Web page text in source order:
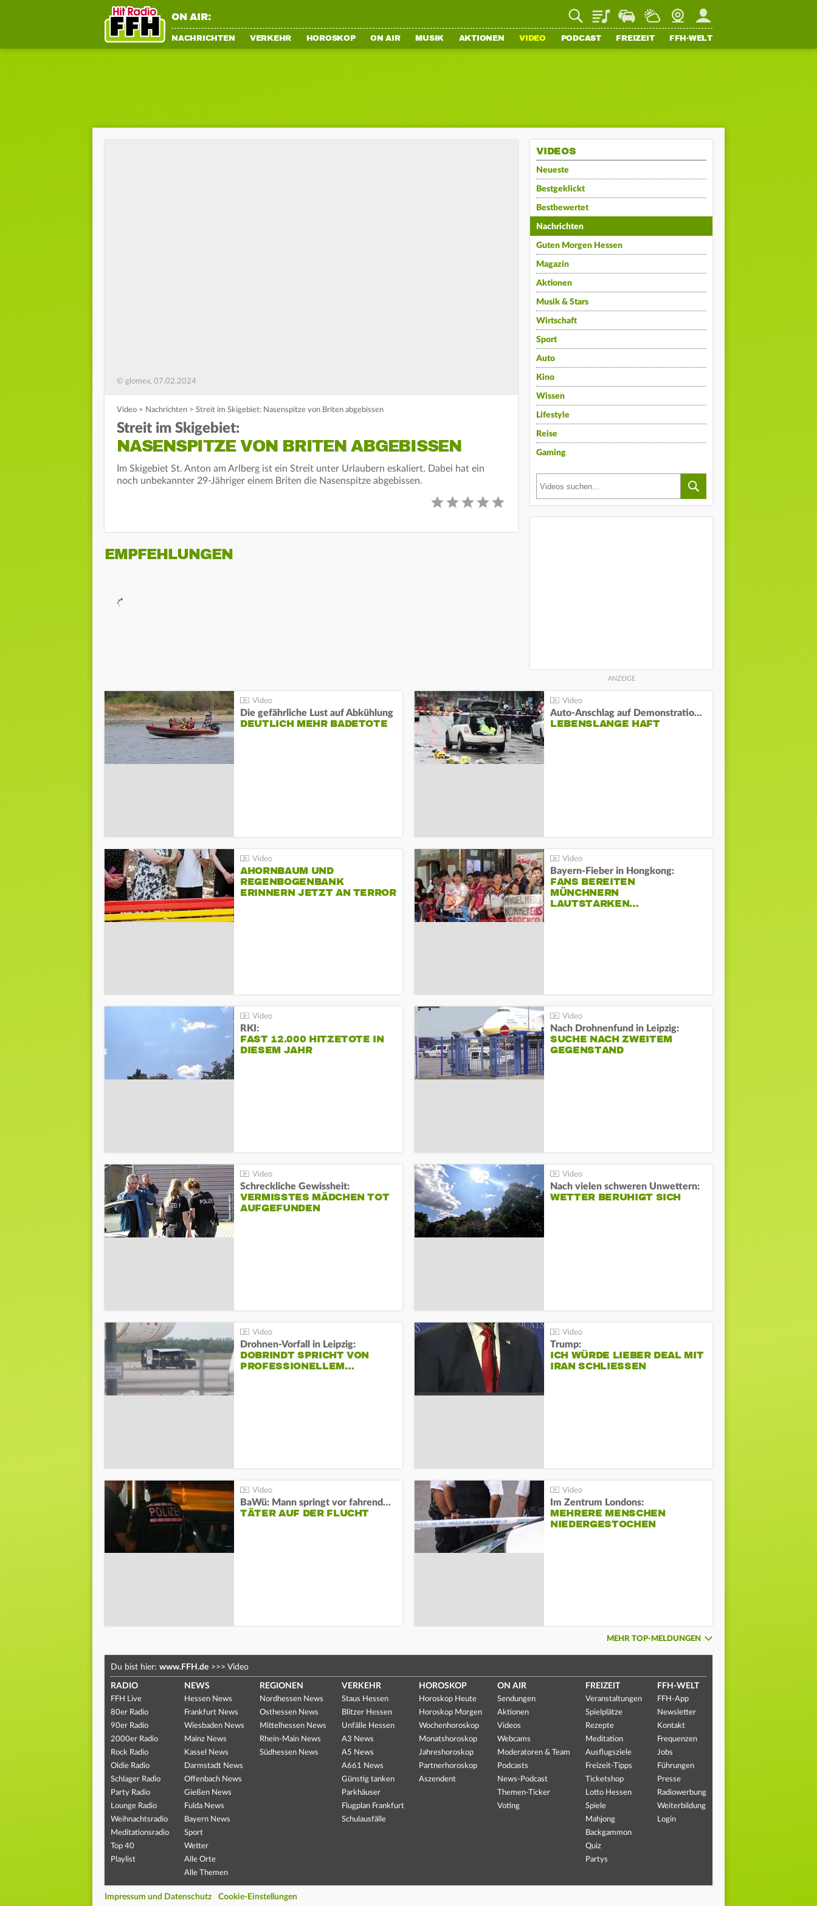
ON AIR: PlaylistStaupilotWetterWebcamMein FFH
NACHRICHTEN VERKEHR HOROSKOP ON AIR MUSIK AKTIONEN VIDEO PODCAST FREIZEIT FFH-WELT
© glomex, 07.02.2024
Video > Nachrichten > Streit im Skigebiet: Nasenspitze von Briten abgebissen
Streit im Skigebiet:
NASENSPITZE VON BRITEN ABGEBISSEN
Im Skigebiet St. Anton am Arlberg ist ein Streit unter Urlaubern eskaliert. Dabei hat ein
noch unbekannter 29-Jähriger einem Briten die Nasenspitze abgebissen.
EMPFEHLUNGEN
VIDEOS
Neueste
Bestgeklickt
Bestbewertet
Nachrichten
Guten Morgen Hessen
Magazin
Aktionen
Musik & Stars
Wirtschaft
Sport
Auto
Kino
Wissen
Lifestyle
Reise
Gaming
Die gefährliche Lust auf Abkühlung
DEUTLICH MEHR BADETOTE
Auto-Anschlag auf Demonstration in München:
LEBENSLANGE HAFT
AHORNBAUM UND
REGENBOGENBANK
ERINNERN JETZT AN TERROR
Bayern-Fieber in Hongkong:
FANS BEREITEN
MÜNCHNERN
LAUTSTARKEN…
RKI:
FAST 12.000 HITZETOTE IN
DIESEM JAHR
Nach Drohnenfund in Leipzig:
SUCHE NACH ZWEITEM
GEGENSTAND
Schreckliche Gewissheit:
VERMISSTES MÄDCHEN TOT
AUFGEFUNDEN
Nach vielen schweren Unwettern:
WETTER BERUHIGT SICH
Drohnen-Vorfall in Leipzig:
DOBRINDT SPRICHT VON
PROFESSIONELLEM…
Trump:
ICH WÜRDE LIEBER DEAL MIT
IRAN SCHLIESSEN
BaWü: Mann springt vor fahrendes Auto und schießt
TÄTER AUF DER FLUCHT
Im Zentrum Londons:
MEHRERE MENSCHEN
NIEDERGESTOCHEN
MEHR TOP-MELDUNGEN
Du bist hier: www.FFH.de >>> Video
RADIO
FFH Live
80er Radio
90er Radio
2000er Radio
Rock Radio
Oldie Radio
Schlager Radio
Party Radio
Lounge Radio
Weihnachtsradio
Meditationsradio
Top 40
Playlist
NEWS
Hessen News
Frankfurt News
Wiesbaden News
Mainz News
Kassel News
Darmstadt News
Offenbach News
Gießen News
Fulda News
Bayern News
Sport
Wetter
Alle Orte
Alle Themen
REGIONEN
Nordhessen News
Osthessen News
Mittelhessen News
Rhein-Main News
Südhessen News
VERKEHR
Staus Hessen
Blitzer Hessen
Unfälle Hessen
A3 News
A5 News
A661 News
Günstig tanken
Parkhäuser
Flugplan Frankfurt
Schulausfälle
HOROSKOP
Horoskop Heute
Horoskop Morgen
Wochenhoroskop
Monatshoroskop
Jahreshoroskop
Partnerhoroskop
Aszendent
ON AIR
Sendungen
Aktionen
Videos
Webcams
Moderatoren & Team
Podcasts
News-Podcast
Themen-Ticker
Voting
FREIZEIT
Veranstaltungen
Spielplätze
Rezepte
Meditation
Ausflugsziele
Freizeit-Tipps
Ticketshop
Lotto Hessen
Spiele
Mahjong
Backgammon
Quiz
Partys
FFH-WELT
FFH-App
Newsletter
Kontakt
Frequenzen
Jobs
Führungen
Presse
Radiowerbung
Weiterbildung
Login
Impressum und Datenschutz Cookie-Einstellungen